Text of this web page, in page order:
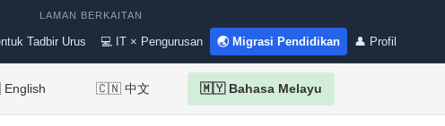
LAMAN BERKAITAN
Tadbir Urus 💻 IT × Pengurusan 🌏 Migrasi Pendidikan 👤 Profil
🇨🇳 中文 🇲🇾 Bahasa Melayu